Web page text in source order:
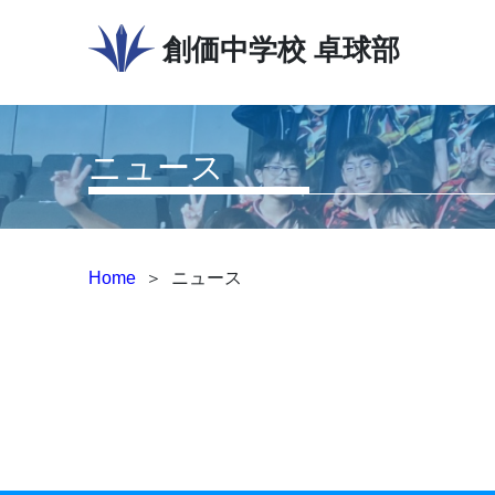
創価中学校 卓球部
ニュース
Home ＞ ニュース